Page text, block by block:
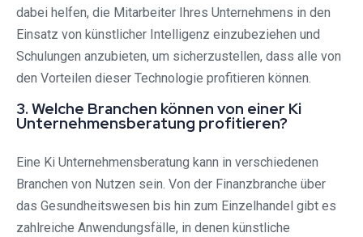
dabei helfen, die Mitarbeiter Ihres Unternehmens in den
Einsatz von künstlicher Intelligenz einzubeziehen und
Schulungen anzubieten, um sicherzustellen, dass alle von
den Vorteilen dieser Technologie profitieren können.
3. Welche Branchen können von einer Ki
Unternehmensberatung profitieren?
Eine Ki Unternehmensberatung kann in verschiedenen
Branchen von Nutzen sein. Von der Finanzbranche über
das Gesundheitswesen bis hin zum Einzelhandel gibt es
zahlreiche Anwendungsfälle, in denen künstliche